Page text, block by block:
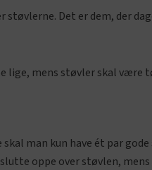
Det er dem, der
lige, mens støvler skal være
skal man kun have ét par
oppe over støvlen,